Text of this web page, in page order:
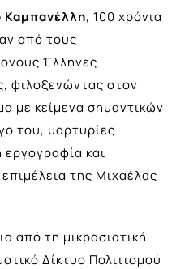
Καμπανέλλη, 100 χρόνια
από τους
Έλληνες
φιλοξενώντας στον
με κείμενα σημαντικών
του, μαρτυρίες
και
της Μιχαέλας
από τη μικρασιατική
Δίκτυο Πολιτισμού